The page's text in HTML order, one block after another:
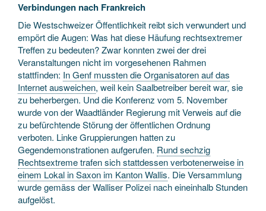
Verbindungen nach Frankreich
Die Westschweizer Öffentlichkeit reibt sich verwundert und
empört die Augen: Was hat diese Häufung rechtsextremer
Treffen zu bedeuten? Zwar konnten zwei der drei
Veranstaltungen nicht im vorgesehenen Rahmen
stattfinden: In Genf mussten die Organisatoren auf das
Internet ausweichen, weil kein Saalbetreiber bereit war, sie
zu beherbergen. Und die Konferenz vom 5. November
wurde von der Waadtländer Regierung mit Verweis auf die
zu befürchtende Störung der öffentlichen Ordnung
verboten. Linke Gruppierungen hatten zu
Gegendemonstrationen aufgerufen. Rund sechzig
Rechtsextreme trafen sich stattdessen verbotenerweise in
einem Lokal in Saxon im Kanton Wallis. Die Versammlung
wurde gemäss der Walliser Polizei nach eineinhalb Stunden
aufgelöst.